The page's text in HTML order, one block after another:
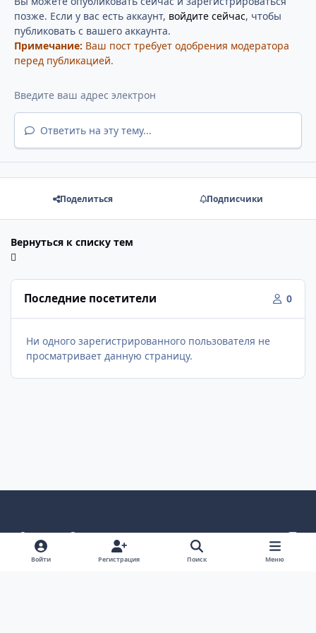
позже. Если у вас есть аккаунт, войдите сейчас, чтобы
публиковать с вашего аккаунта.
Примечание: Ваш пост требует одобрения модератора
перед публикацией.
Ответить на эту тему...
Поделиться Подписчики
Вернуться к списку тем
Последние посетители 0
Ни одного зарегистрированного пользователя не
просматривает данную страницу.
Светлый режим
Темный режим
Как в системе
v
k
Политика конфиденциальности
Войти Регистрация Поиск Меню